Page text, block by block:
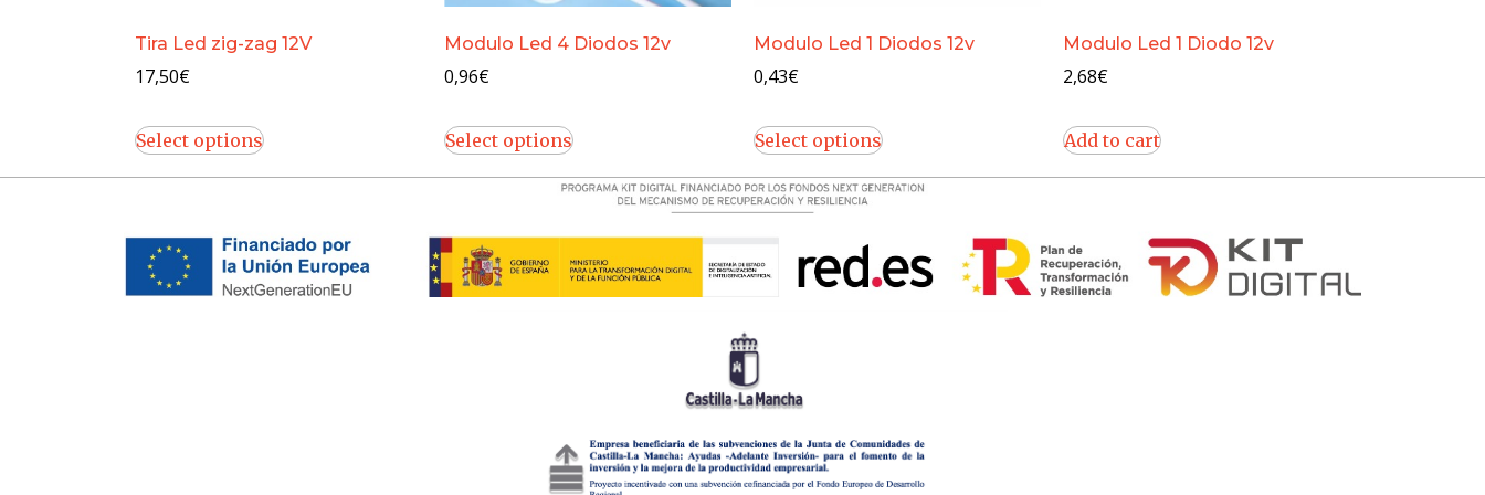
Tira Led zig-zag 12V
17,50€
Select options
Modulo Led 4 Diodos 12v
0,96€
Select options
Modulo Led 1 Diodos 12v
0,43€
Select options
Modulo Led 1 Diodo 12v
2,68€
Add to cart